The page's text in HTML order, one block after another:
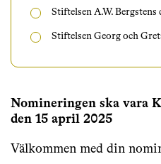
Stiftelsen A.W.
Stiftelsen Georg och
Nomineringen ska vara
den 15 april 2025
Välkommen med din